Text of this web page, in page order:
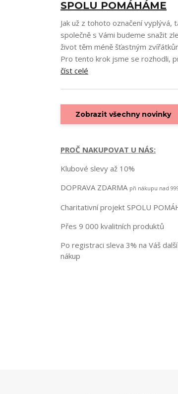
SPOLU POMÁHÁME
Jak už z tohoto označení vyplývá,
společně s Vámi budeme snažit
život těm méně šťastným
Pro tento krok jsme se rozhodli,
číst celé
Zobrazit všechny novinky
PROČ NAKUPOVAT U NÁS:
Klubové slevy až 10%
DOPRAVA ZDARMA při nákupu nad
Charitativní projekt SPOLU
Přes 9 000 kvalitních produktů
Po registraci sleva 3% na Váš další
nákup